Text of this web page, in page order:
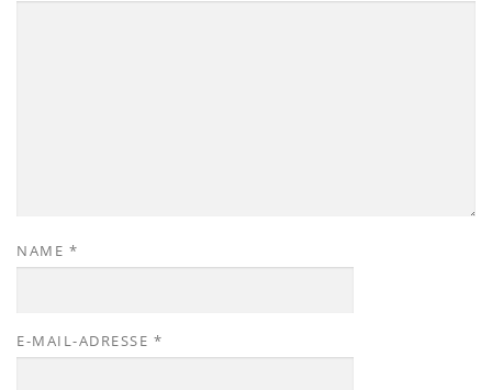
NAME *
E-MAIL-ADRESSE *